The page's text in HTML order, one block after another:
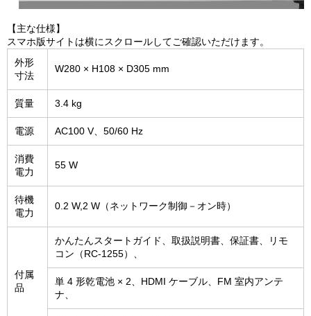
【主な仕様】
スマホ版サイトは横にスクロールしてご確認いただけます。
外形
寸法
W280 × H108 × D305 mm
質量 3.4 kg
電源 AC100 V、50/60 Hz
消費
電力
55 W
待機
電力
0.2 W,2 W（ネットワーク制御－オン時）
付属
品
かんたんスタートガイド、取扱説明書、保証書、リモ
コン（RC-1255）、
単 4 形乾電池 × 2、HDMI ケーブル、FM 室内アンテ
ナ、